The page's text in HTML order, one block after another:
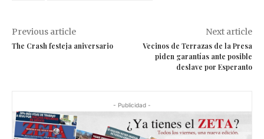
Previous article
The Crash festeja aniversario
Next article
Vecinos de Terrazas de la Presa
piden garantías ante posible
deslave por Esperanto
- Publicidad -